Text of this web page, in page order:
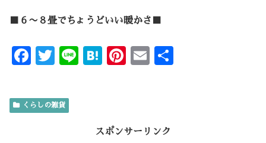
■６〜８畳でちょうどいい暖かさ■
F
e
b
T
it
te
Li
H
a
Pi
t
E
くらしの雑貨
スポンサーリンク